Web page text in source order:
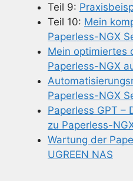
Teil 9:
Teil 10: Mein
Paperless-NGX
Mein optimiertes
Paperless-NGX
Paperless-NGX
Paperless GPT –
zu Paperless-
Wartung der
UGREEN NAS